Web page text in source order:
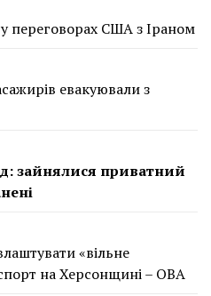
переговорах США з Іраном
евакуювали з
зайнялися приватний
«вільне
на Херсонщині – ОВА